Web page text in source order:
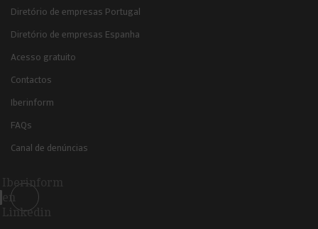
Diretório de empresas Portugal
Diretório de empresas Espanha
Acesso gratuito
Contactos
Iberinform
FAQs
Canal de denúncias
Iberinform
en
Linkedin